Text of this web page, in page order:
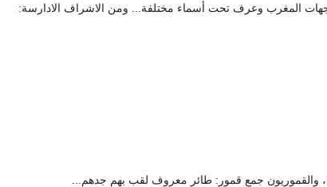
المغرب وعرف تحت أسماء مختلفة... ومن الاشراف الادارسة:
والقموريون جمع قمور: طائر معروف لقب بهم جدهم...